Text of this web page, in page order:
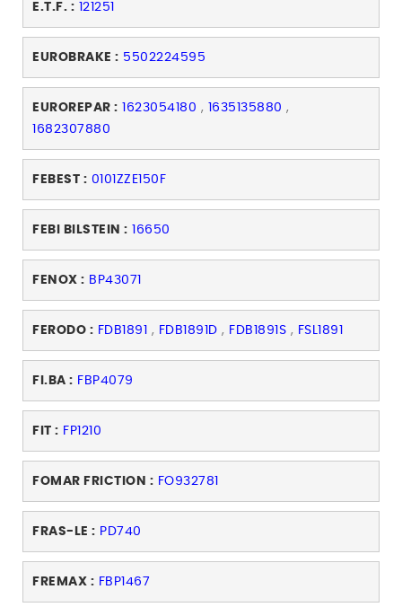
E.T.F. : 121251
EUROBRAKE : 5502224595
EUROREPAR : 1623054180 , 1635135880 ,
1682307880
FEBEST : 0101ZZE150F
FEBI BILSTEIN : 16650
FENOX : BP43071
FERODO : FDB1891 , FDB1891D , FDB1891S , FSL1891
FI.BA : FBP4079
FIT : FP1210
FOMAR FRICTION : FO932781
FRAS-LE : PD740
FREMAX : FBP1467